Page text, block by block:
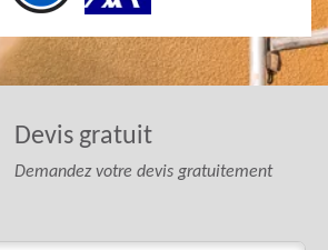
Devis gratuit
Demandez votre devis gratuitement